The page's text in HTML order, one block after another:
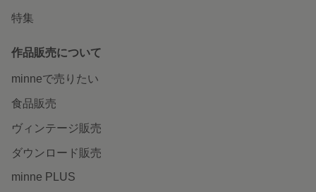
特集
作品販売について
minneで売りたい
食品販売
ヴィンテージ販売
ダウンロード販売
minne PLUS